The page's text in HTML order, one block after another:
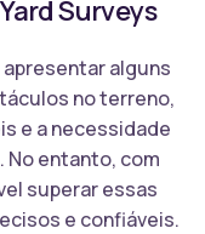
Surveys
alguns
no terreno,
e a necessidade
No entanto, com
superar essas
e confiáveis.